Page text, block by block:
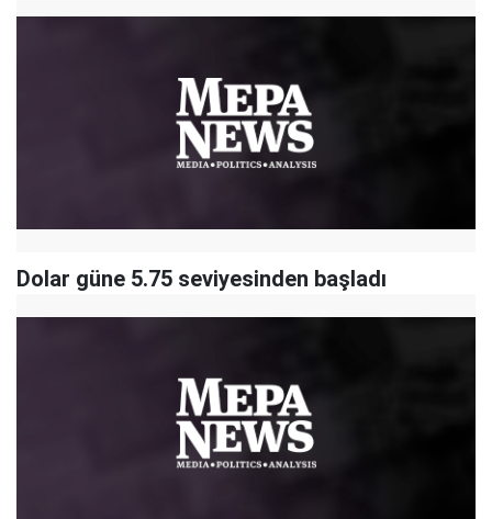
Dolar güne 5.75 seviyesinden başladı